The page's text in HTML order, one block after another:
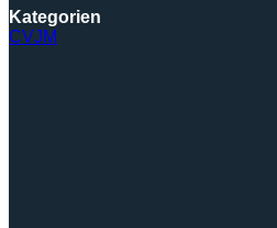
Kategorien
CVJM